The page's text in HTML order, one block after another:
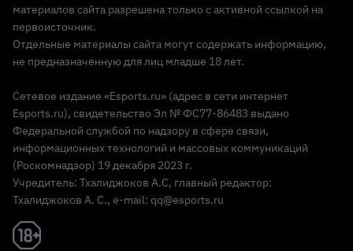
материалов сайта разрешена только с активной ссылкой на
первоисточник.
Отдельные материалы сайта могут содержать информацию,
не предназначенную для лиц младше 18 лет.
Сетевое издание «Esports.ru» (адрес в сети интернет
Esports.ru), свидетельство Эл № ФС77-86483 выдано
Федеральной службой по надзору в сфере связи,
информационных технологий и массовых коммуникаций
(Роскомнадзор) 19 декабря 2023 г.
Учредитель: Тхалиджоков А.С, главный редактор:
Тхалиджоков А. С., e-mail: qq@esports.ru